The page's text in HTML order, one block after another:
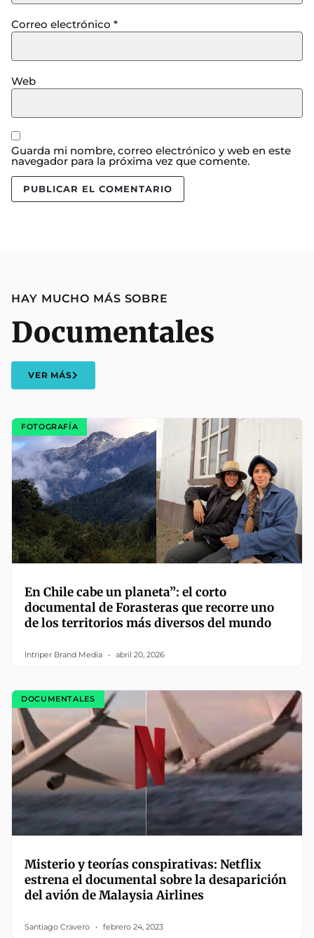
Correo electrónico *
Web
Guarda mi nombre, correo electrónico y web en este
navegador para la próxima vez que comente.
HAY MUCHO MÁS SOBRE
Documentales
VER MÁS
FOTOGRAFÍA
En Chile cabe un planeta”: el corto
documental de Forasteras que recorre uno
de los territorios más diversos del mundo
Intriper Brand Media abril 20, 2026
DOCUMENTALES
Misterio y teorías conspirativas: Netflix
estrena el documental sobre la desaparición
del avión de Malaysia Airlines
Santiago Cravero febrero 24, 2023